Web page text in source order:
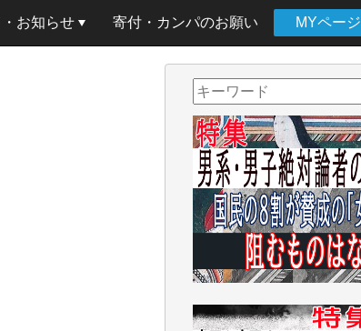
お知らせ 寄付・カンパのお願い MYページ